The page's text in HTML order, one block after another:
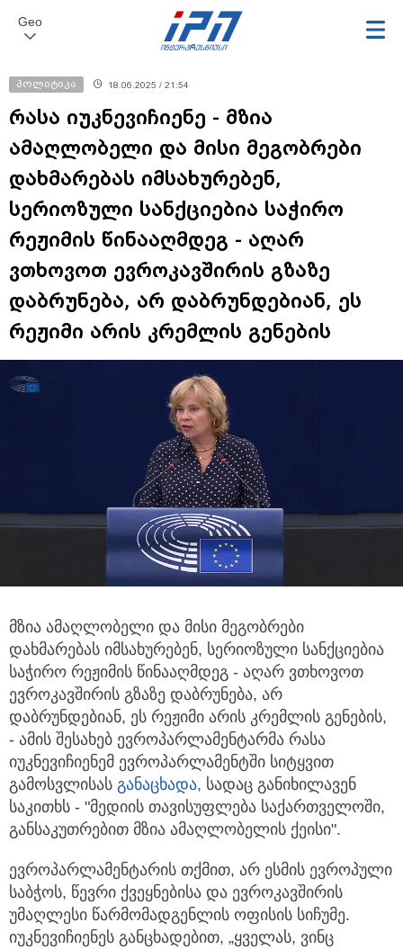
Geo
პოლიტიკა 18.06.2025 / 21:54
რასა იუკნევიჩიენე - მზია
ამაღლობელი და მისი მეგობრები
დახმარებას იმსახურებენ,
სერიოზული სანქციებია საჭირო
რეჟიმის წინააღმდეგ - აღარ
ვთხოვოთ ევროკავშირის გზაზე
დაბრუნება, არ დაბრუნდებიან, ეს
რეჟიმი არის კრემლის გენების
მზია ამაღლობელი და მისი მეგობრები
დახმარებას იმსახურებენ, სერიოზული სანქციებია
საჭირო რეჟიმის წინააღმდეგ - აღარ ვთხოვოთ
ევროკავშირის გზაზე დაბრუნება, არ
დაბრუნდებიან, ეს რეჟიმი არის კრემლის გენების,
- ამის შესახებ ევროპარლამენტარმა რასა
იუკნევიჩიენემ ევროპარლამენტში სიტყვით
გამოსვლისას განაცხადა, სადაც განიხილავენ
საკითხს - "მედიის თავისუფლება საქართველოში,
განსაკუთრებით მზია ამაღლობელის ქეისი".
ევროპარლამენტარის თქმით, არ ესმის ევროპული
საბჭოს, წევრი ქვეყნებისა და ევროკავშირის
უმაღლესი წარმომადგენლის ოფისის სიჩუმე.
იუკნევიჩიენეს განცხადებით, „ყველას, ვინც